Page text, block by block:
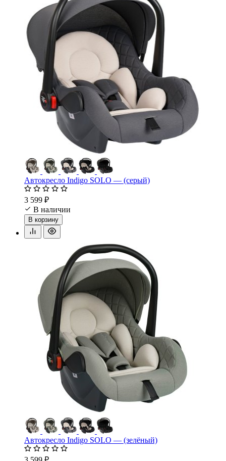
Автокресло Indigo SOLO — (серый)
3 599 ₽
В наличии
В корзину
Автокресло Indigo SOLO — (зелёный)